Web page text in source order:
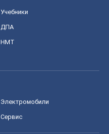
Учебники
ДПА
НМТ
Электромобили
Сервис